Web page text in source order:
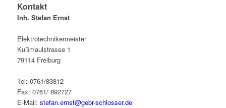
Kontakt
Inh. Stefan Ernst
Elektrotechnikermeister
Kußmaulstrasse 1
79114 Freiburg
Tel: 0761/83812
Fax: 0761/ 892727
E-Mail: stefan.ernst@gebr-schlosser.de